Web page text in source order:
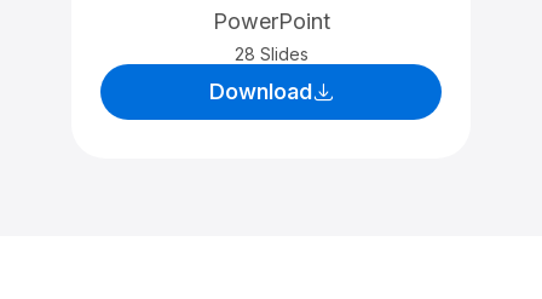
PowerPoint
28 Slides
Download